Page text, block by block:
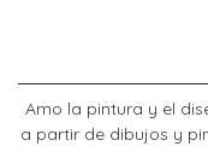
Amo la pintura y el
a partir de dibujos y